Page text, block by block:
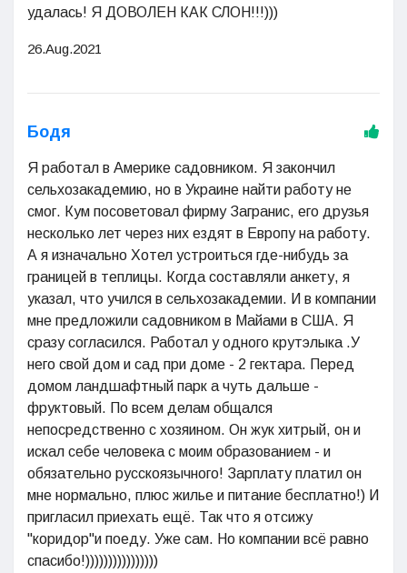
удалась! Я ДОВОЛЕН КАК СЛОН!!!)))
26.Aug.2021
Бодя
Я работал в Америке садовником. Я закончил
сельхозакадемию, но в Украине найти работу не
смог. Кум посоветовал фирму Загранис, его друзья
несколько лет через них ездят в Европу на работу.
А я изначально Хотел устроиться где-нибудь за
границей в теплицы. Когда составляли анкету, я
указал, что учился в сельхозакадемии. И в компании
мне предложили садовником в Майами в США. Я
сразу согласился. Работал у одного крутэлыка .У
него свой дом и сад при доме - 2 гектара. Перед
домом ландшафтный парк а чуть дальше -
фруктовый. По всем делам общался
непосредственно с хозяином. Он жук хитрый, он и
искал себе человека с моим образованием - и
обязательно русскоязычного! Зарплату платил он
мне нормально, плюс жилье и питание бесплатно!) И
пригласил приехать ещё. Так что я отсижу
"коридор"и поеду. Уже сам. Но компании всё равно
спасибо!))))))))))))))))